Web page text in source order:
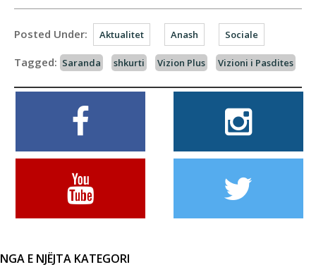
Posted Under: Aktualitet Anash Sociale
Tagged: Saranda shkurti Vizion Plus Vizioni i Pasdites
NGA E NJËJTA KATEGORI